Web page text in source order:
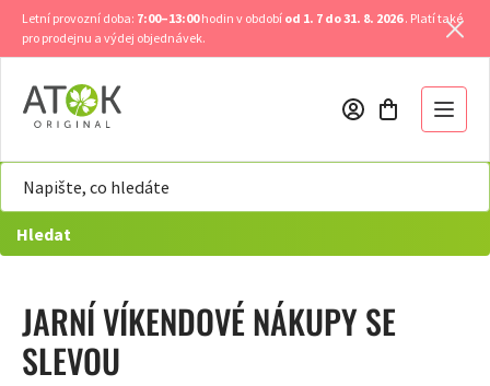
Přejít
obsah
Letní provozní doba: 7:00–13:00hodin v období od 1. 7 do 31. 8. 2026. Platí také
pro prodejnu a výdej objednávek.
Hledat
JARNÍ VÍKENDOVÉ NÁKUPY SE
SLEVOU